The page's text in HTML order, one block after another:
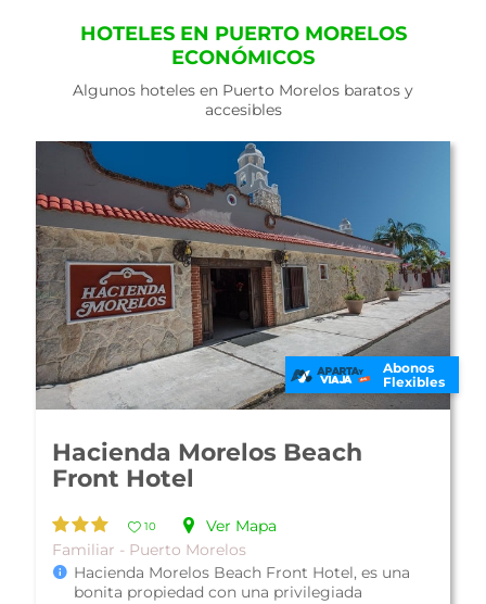
HOTELES EN PUERTO MORELOS
ECONÓMICOS
Algunos hoteles en Puerto Morelos baratos y
accesibles
Abonos
Flexibles
Hotel Arrecifes Suites II
Apartamento - Puerto Morelos
Hotel Arrecifes Suites II, es una bonita
propiedad localizada a una calle de la playa y
unas pocas calles del centro de es...Ver más